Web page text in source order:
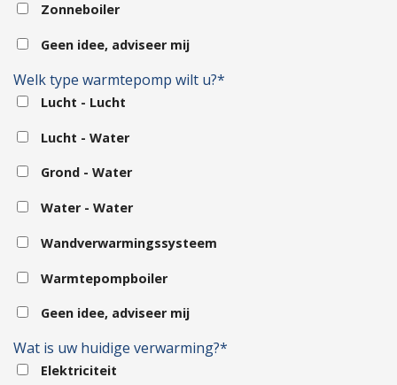
Zonneboiler
Geen idee, adviseer mij
Welk type warmtepomp wilt u?*
Lucht - Lucht
Lucht - Water
Grond - Water
Water - Water
Wandverwarmingssysteem
Warmtepompboiler
Geen idee, adviseer mij
Wat is uw huidige verwarming?*
Elektriciteit